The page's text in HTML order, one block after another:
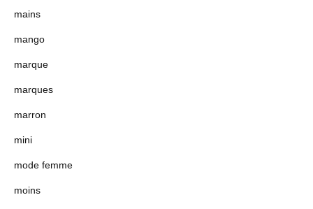
mains
mango
marque
marques
marron
mini
mode femme
moins